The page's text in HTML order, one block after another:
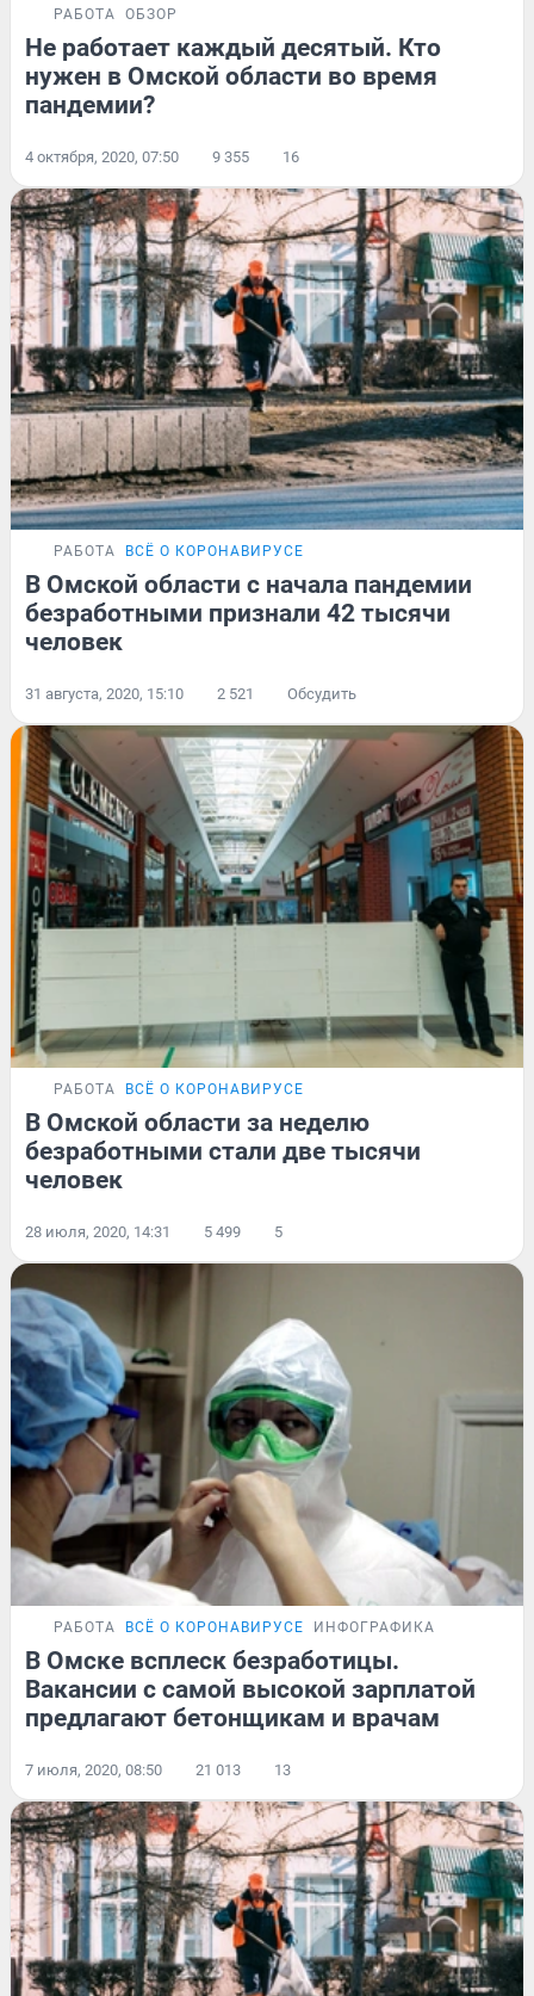
РАБОТА ОБЗОР
Не работает каждый десятый. Кто
нужен в Омской области во время
пандемии?
4 октября, 2020, 07:50 9 355 16
РАБОТА ВСЁ О КОРОНАВИРУСЕ
В Омской области с начала пандемии
безработными признали 42 тысячи
человек
31 августа, 2020, 15:10 2 521 Обсудить
РАБОТА ВСЁ О КОРОНАВИРУСЕ
В Омской области за неделю
безработными стали две тысячи
человек
28 июля, 2020, 14:31 5 499 5
РАБОТА ВСЁ О КОРОНАВИРУСЕ ИНФОГРАФИКА
В Омске всплеск безработицы.
Вакансии с самой высокой зарплатой
предлагают бетонщикам и врачам
7 июля, 2020, 08:50 21 013 13